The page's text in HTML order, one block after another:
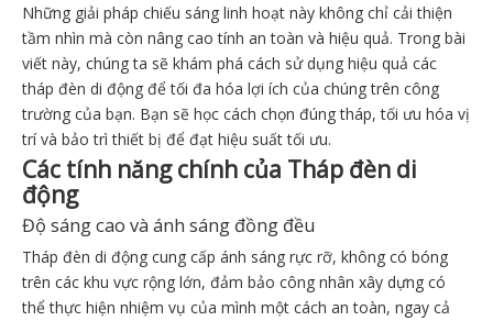
Những giải pháp chiếu sáng linh hoạt này không chỉ cải thiện
tầm nhìn mà còn nâng cao tính an toàn và hiệu quả. Trong bài
viết này, chúng ta sẽ khám phá cách sử dụng hiệu quả các
tháp đèn di động để tối đa hóa lợi ích của chúng trên công
trường của bạn. Bạn sẽ học cách chọn đúng tháp, tối ưu hóa vị
trí và bảo trì thiết bị để đạt hiệu suất tối ưu.
Các tính năng chính của Tháp đèn di
động
Độ sáng cao và ánh sáng đồng đều
Tháp đèn di động cung cấp ánh sáng rực rỡ, không có bóng
trên các khu vực rộng lớn, đảm bảo công nhân xây dựng có
thể thực hiện nhiệm vụ của mình một cách an toàn, ngay cả